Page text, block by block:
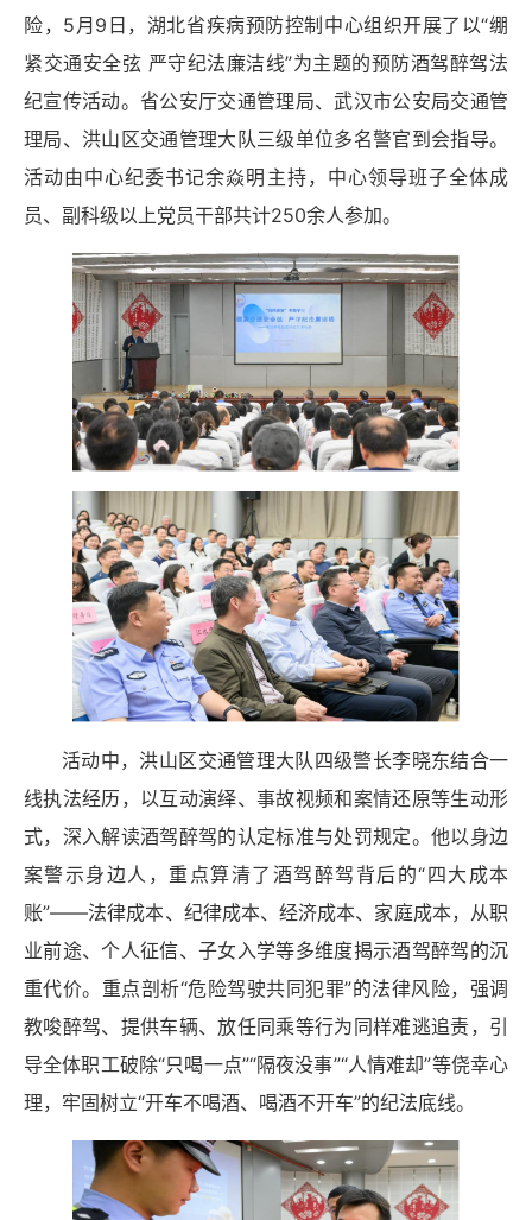
险，5月9日，湖北省疾病预防控制中心组织开展了以“绷
紧交通安全弦 严守纪法廉洁线”为主题的预防酒驾醉驾法
纪宣传活动。省公安厅交通管理局、武汉市公安局交通管
理局、洪山区交通管理大队三级单位多名警官到会指导。
活动由中心纪委书记余焱明主持，中心领导班子全体成
员、副科级以上党员干部共计250余人参加。
活动中，洪山区交通管理大队四级警长李晓东结合一
线执法经历，以互动演绎、事故视频和案情还原等生动形
式，深入解读酒驾醉驾的认定标准与处罚规定。他以身边
案警示身边人，重点算清了酒驾醉驾背后的“四大成本
账”——法律成本、纪律成本、经济成本、家庭成本，从职
业前途、个人征信、子女入学等多维度揭示酒驾醉驾的沉
重代价。重点剖析“危险驾驶共同犯罪”的法律风险，强调
教唆醉驾、提供车辆、放任同乘等行为同样难逃追责，引
导全体职工破除“只喝一点”“隔夜没事”“人情难却”等侥幸心
理，牢固树立“开车不喝酒、喝酒不开车”的纪法底线。